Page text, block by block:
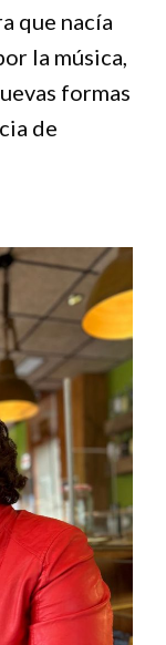
que nacía
la música,
formas
de